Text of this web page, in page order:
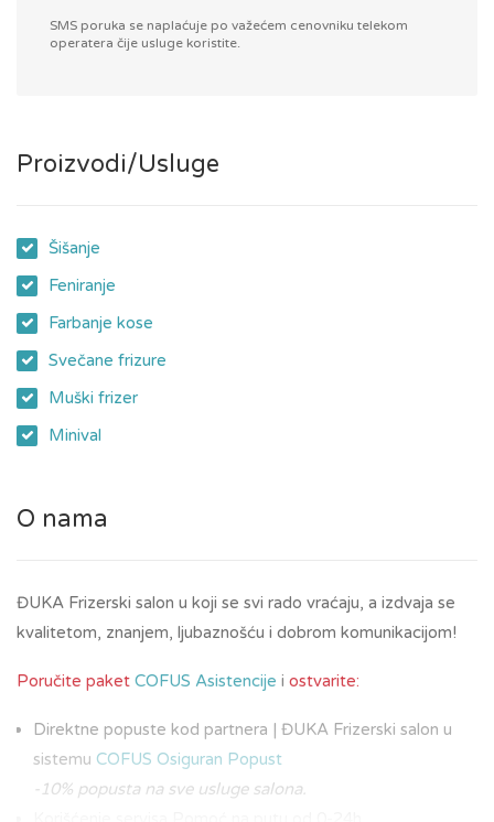
SMS poruka se naplaćuje po važećem cenovniku telekom
operatera čije usluge koristite.
Proizvodi/Usluge
Šišanje
Feniranje
Farbanje kose
Svečane frizure
Muški frizer
Minival
O nama
ĐUKA Frizerski salon u koji se svi rado vraćaju, a izdvaja se
kvalitetom, znanjem, ljubaznošću i dobrom komunikacijom!
Poručite paket COFUS Asistencije i ostvarite:
Direktne popuste kod partnera | ĐUKA Frizerski salon u
sistemu COFUS Osiguran Popust
-10% popusta na sve usluge salona.